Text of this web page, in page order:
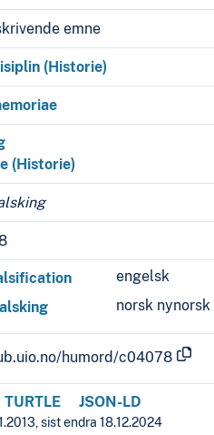
emne
(Historie)
(Historie)
engelsk
norsk nynorsk
humord/c04078
TURTLE JSON-LD
sist endra 18.12.2024